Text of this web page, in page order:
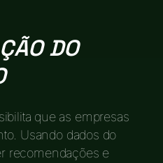
DO
que as empresas
Usando dados do
recomendações e